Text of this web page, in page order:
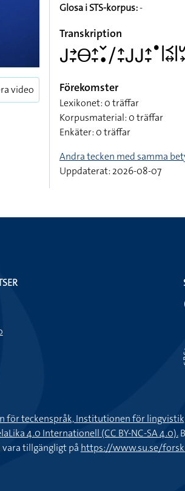
video
Glosa i STS-korpus:-
Transkription
Förekomster
Lexikonet: 0 träffar
Korpusmaterial: 0 träffar
Enkäter: 0 träffar
Andra tecken med samma
Uppdaterat: 2026-08-07
för teckenspråk, Institutionen för
4.0 Internationell (CC BY-NC-SA 4.0).
tillgängligt på https://www.su.se/